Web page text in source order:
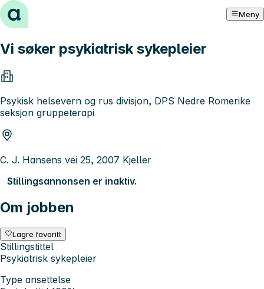
Hopp til innhold Meny
Vi søker psykiatrisk sykepleier
Psykisk helsevern og rus divisjon, DPS Nedre Romerike
seksjon gruppeterapi
C. J. Hansens vei 25, 2007 Kjeller
Stillingsannonsen er inaktiv.
Om jobben
Lagre favoritt
Stillingstittel
Psykiatrisk sykepleier
Type ansettelse